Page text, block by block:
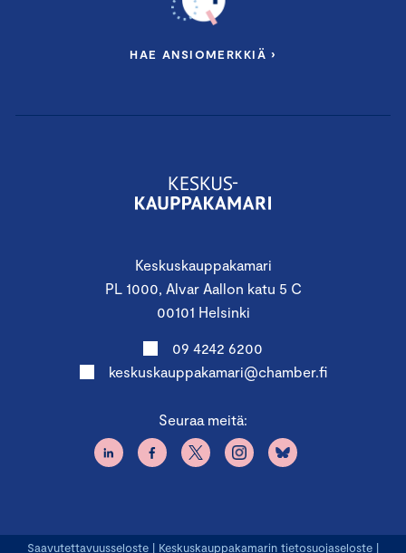
Keskuskauppakamari
PL 1000, Alvar Aallon katu 5 C
00101 Helsinki
09 4242 6200
keskuskauppakamari@chamber.fi
Seuraa meitä:
HAE ANSIOMERKKIÄ ›
Saavutettavuusseloste | Keskuskauppakamarin tietosuojaseloste |